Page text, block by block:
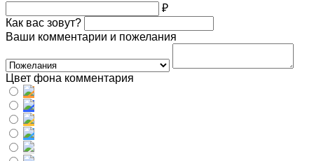
₽
Как вас зовут?
Ваши комментарии и пожелания
Цвет фона комментария